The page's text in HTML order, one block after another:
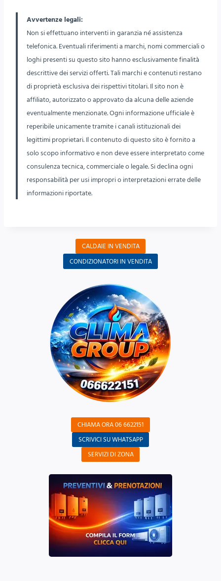
Avvertenze legali:
Non si effettuano interventi in garanzia né assistenza
telefonica. Eventuali riferimenti a marchi, nomi commerciali o
loghi presenti su questo sito hanno esclusivamente finalità
descrittive dei servizi offerti. Tali marchi e contenuti restano
di proprietà esclusiva dei rispettivi titolari. Il sito non è
affiliato, autorizzato o approvato da alcuna delle aziende
eventualmente menzionate. Ogni informazione ufficiale è
reperibile unicamente tramite i canali istituzionali dei
legittimi proprietari. Il contenuto di questo sito è fornito a
solo scopo informativo e non deve essere interpretato come
consulenza tecnica, commerciale o legale. Si declina ogni
responsabilità per usi impropri o interpretazioni errate delle
informazioni riportate.
CALDAIE IN VENDITA
CONDIZIONATORI IN VENDITA
CHIAMA ORA 06 6622151
SCRIVICI SU WHATSAPP
SERVIZI DI ZONA